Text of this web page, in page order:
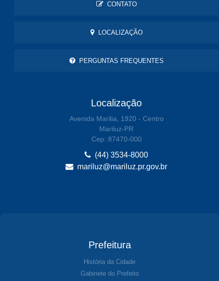
CONTATO
LOCALIZAÇÃO
PERGUNTAS FREQUENTES
Localização
Avenida Marilia, 1920 - Centro
Mariluz-PR
Cep: 87470-000
(44) 3534-8000
mariluz@mariluz.pr.gov.br
Prefeitura
História da Cidade
Gabinete do Prefeito